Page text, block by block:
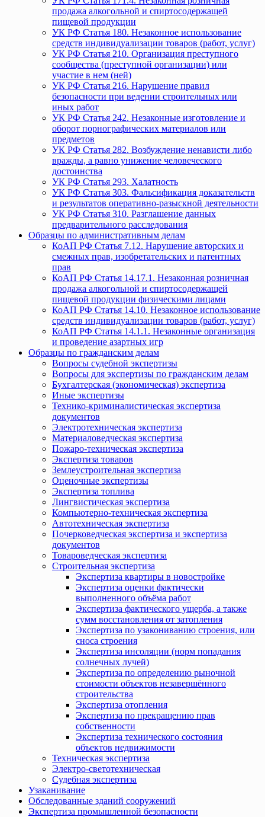
продажа алкогольной и спиртосодержащей
пищевой продукции
УК РФ Статья 180. Незаконное использование
средств индивидуализации товаров (работ, услуг)
УК РФ Статья 210. Организация преступного
сообщества (преступной организации) или
участие в нем (ней)
УК РФ Статья 216. Нарушение правил
безопасности при ведении строительных или
иных работ
УК РФ Статья 242. Незаконные изготовление и
оборот порнографических материалов или
предметов
УК РФ Статья 282. Возбуждение ненависти либо
вражды, а равно унижение человеческого
достоинства
УК РФ Статья 293. Халатность
УК РФ Статья 303. Фальсификация доказательств
и результатов оперативно-разыскной деятельности
УК РФ Статья 310. Разглашение данных
предварительного расследования
Образцы по административным делам
КоАП РФ Статья 7.12. Нарушение авторских и
смежных прав, изобретательских и патентных
прав
КоАП РФ Статья 14.17.1. Незаконная розничная
продажа алкогольной и спиртосодержащей
пищевой продукции физическими лицами
КоАП РФ Статья 14.10. Незаконное использование
средств индивидуализации товаров (работ, услуг)
КоАП РФ Статья 14.1.1. Незаконные организация
и проведение азартных игр
Образцы по гражданским делам
Вопросы судебной экспертизы
Вопросы для экспертизы по гражданским делам
Бухгалтерская (экономическая) экспертиза
Иные экспертизы
Технико-криминалистическая экспертиза
документов
Электротехническая экспертиза
Материаловедческая экспертиза
Пожаро-техническая экспертиза
Экспертиза товаров
Землеустроительная экспертиза
Оценочные экспертизы
Экспертиза топлива
Лингвистическая экспертиза
Компьютерно-техническая экспертиза
Автотехническая экспертиза
Почерковедческая экспертиза и экспертиза
документов
Товароведческая экспертиза
Строительная экспертиза
Экспертиза квартиры в новостройке
Экспертиза оценки фактически
выполненного объёма работ
Экспертиза фактического ущерба, а также
сумм восстановления от затопления
Экспертиза по узакониванию строения, или
сноса строения
Экспертиза инсоляции (норм попадания
солнечных лучей)
Экспертиза по определению рыночной
стоимости объектов незавершённого
строительства
Экспертиза отопления
Экспертиза по прекращению прав
собственности
Экспертиза технического состояния
объектов недвижимости
Техническая экспертиза
Электро-светотехническая
Судебная экспертиза
Узаканивание
Обследованные зданий сооружений
Экспертиза промышленной безопасности